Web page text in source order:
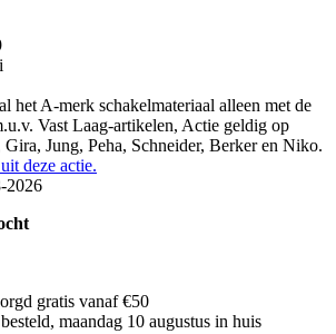
het A-merk schakelmateriaal alleen met de
Vast Laag-artikelen, Actie geldig op
Gira, Jung, Peha, Schneider, Berker en Niko.
deze actie.
2026
gratis vanaf €50
maandag 10 augustus in huis